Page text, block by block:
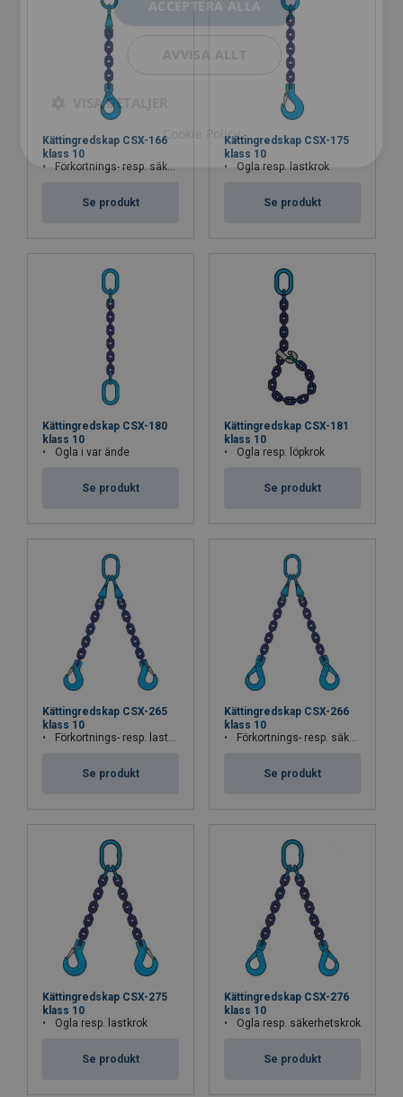
Kättingredskap CSX-166
klass 10
Förkortnings- resp. säkerhetskrok
Se produkt
Kättingredskap CSX-175
klass 10
Ögla resp. lastkrok
Se produkt
Kättingredskap CSX-180
klass 10
Ögla i var ände
Se produkt
Kättingredskap CSX-181
klass 10
Ögla resp. löpkrok
Se produkt
Kättingredskap CSX-265
klass 10
Förkortnings- resp. lastkrok
Se produkt
Kättingredskap CSX-266
klass 10
Förkortnings- resp. säkerhetskrok
Se produkt
Kättingredskap CSX-275
klass 10
Ögla resp. lastkrok
Se produkt
Kättingredskap CSX-276
klass 10
Ögla resp. säkerhetskrok
Se produkt
ACCEPTERA ALLA
VISA DETALJER
Cookie Policy